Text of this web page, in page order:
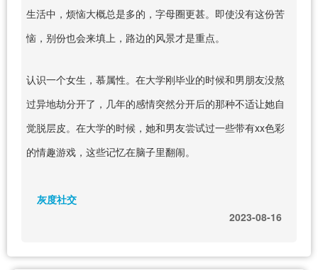
生活中，烦恼大概总是多的，字母圈更甚。即使没有这份苦
恼，别份也会来填上，路边的风景才是重点。
认识一个女生，慕属性。在大学刚毕业的时候和男朋友没熬
过异地劫分开了，几年的感情突然分开后的那种不适让她自
觉脱层皮。在大学的时候，她和男友尝试过一些带有xx色彩
的情趣游戏，这些记忆在脑子里翻闹。
灰度社交
2023-08-16